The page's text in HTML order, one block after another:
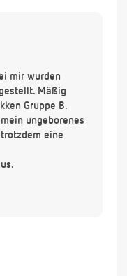
mir wurden
Mäßig
Gruppe B.
ungeborenes
eine